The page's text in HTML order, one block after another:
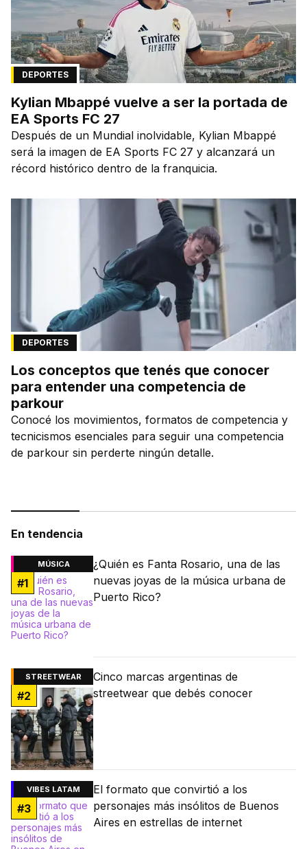
DEPORTES
Kylian Mbappé vuelve a ser la portada de
EA Sports FC 27
Después de un Mundial inolvidable, Kylian Mbappé
será la imagen de EA Sports FC 27 y alcanzará un
récord histórico dentro de la franquicia.
DEPORTES
Los conceptos que tenés que conocer
para entender una competencia de
parkour
Conocé los movimientos, formatos de competencia y
tecnicismos esenciales para seguir una competencia
de parkour sin perderte ningún detalle.
En tendencia
MÚSICA
#1
¿Quién es Fanta Rosario, una de las
nuevas joyas de la música urbana de
Puerto Rico?
STREETWEAR
#2
Cinco marcas argentinas de
streetwear que debés conocer
VIBES LATAM
#3
El formato que convirtió a los
personajes más insólitos de Buenos
Aires en estrellas de internet